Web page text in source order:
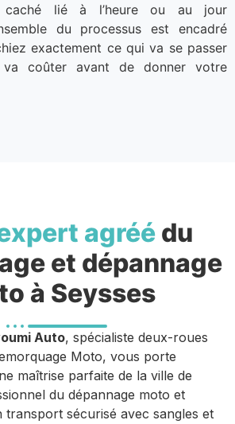
caché lié à l’heure ou au jour
du processus est encadré
exactement ce qui va se passer
coûter avant de donner votre
agréé du
et dépannage
à Seysses
Auto, spécialiste deux-roues
Moto, vous porte
maîtrise parfaite de la ville de
du dépannage moto et
sécurisé avec sangles et